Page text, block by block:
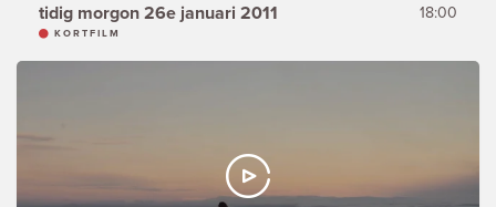
tidig morgon 26e januari 2011 18:00
KORTFILM